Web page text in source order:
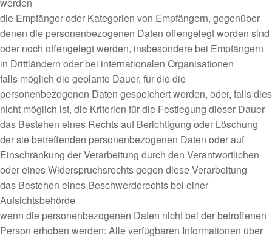
die Empfänger oder Kategorien von Empfängern, gegenüber
denen die personenbezogenen Daten offengelegt worden sind
oder noch offengelegt werden, insbesondere bei Empfängern
in Drittländern oder bei internationalen Organisationen
falls möglich die geplante Dauer, für die die
personenbezogenen Daten gespeichert werden, oder, falls dies
nicht möglich ist, die Kriterien für die Festlegung dieser Dauer
das Bestehen eines Rechts auf Berichtigung oder Löschung
der sie betreffenden personenbezogenen Daten oder auf
Einschränkung der Verarbeitung durch den Verantwortlichen
oder eines Widerspruchsrechts gegen diese Verarbeitung
das Bestehen eines Beschwerderechts bei einer
Aufsichtsbehörde
wenn die personenbezogenen Daten nicht bei der betroffenen
Person erhoben werden: Alle verfügbaren Informationen über